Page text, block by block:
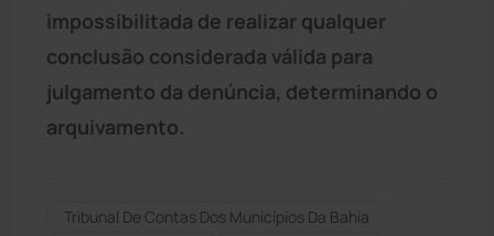
impossibilitada de realizar qualquer
conclusão considerada válida para
julgamento da denúncia, determinando o
arquivamento.
Tribunal De Contas Dos Municípios Da Bahia